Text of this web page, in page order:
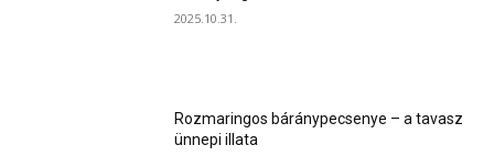
2025.10.31.
Rozmaringos báránypecsenye – a tavasz
ünnepi illata